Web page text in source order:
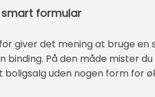
smart formular
giver det mening at bruge en
På den måde mister
uden nogen form for